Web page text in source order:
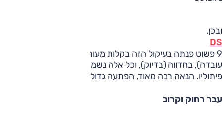
ובכן,
DS
9 פשוט פנתה בעיקול הזה בקלות מעוררת (יש דבר כזה.
עובדה), בחדווה (בדיוק), וכל אלה נשמרו בכל אותו יום, על מאות
פיתוליו. הנאה רבה מאוד, הפתעה גדולה.
עבר רחוק וקרוב